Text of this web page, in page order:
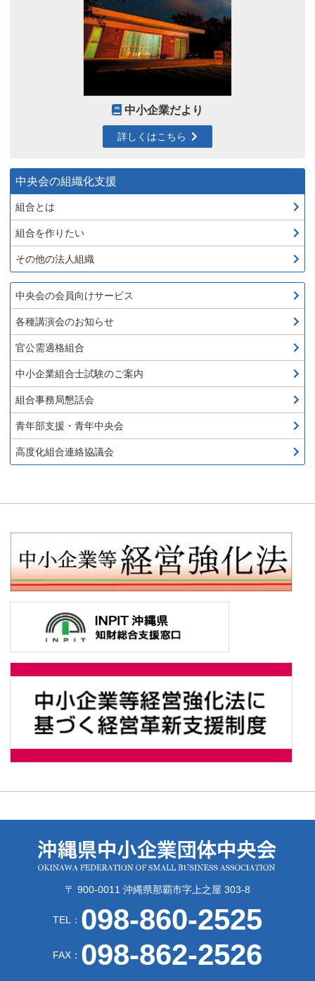
中小企業だより
詳しくはこちら
中央会の組織化支援
組合とは
組合を作りたい
その他の法人組織
中央会の会員向けサービス
各種講演会のお知らせ
官公需適格組合
中小企業組合士試験のご案内
組合事務局懇話会
青年部支援・青年中央会
高度化組合連絡協議会
〒 900-0011 沖縄県那覇市字上之屋 303-8
TEL： 098-860-2525
FAX： 098-862-2526